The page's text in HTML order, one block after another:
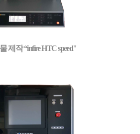
제작 “infire HTC speed"